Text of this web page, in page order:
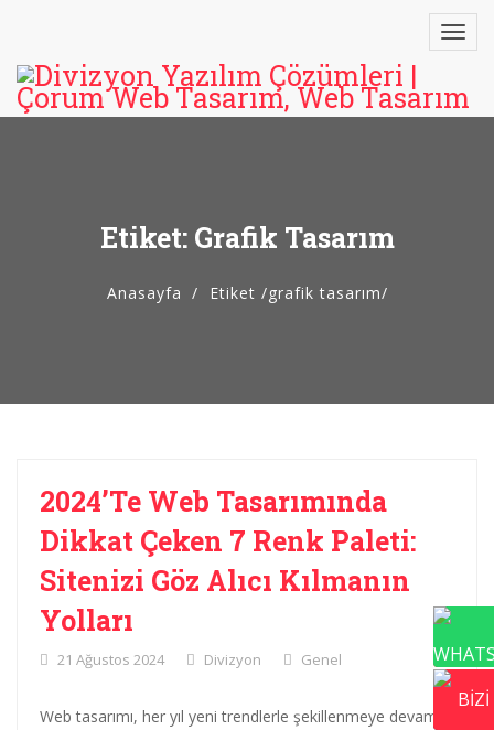
Etiket: Grafik Tasarım
Anasayfa Etiket /grafik tasarım/
2024’te Web Tasarımında
Dikkat Çeken 7 Renk Paleti:
Sitenizi Göz Alıcı Kılmanın
Yolları
21 Ağustos 2024 Divizyon Genel
Web tasarımı, her yıl yeni trendlerle şekillenmeye devam